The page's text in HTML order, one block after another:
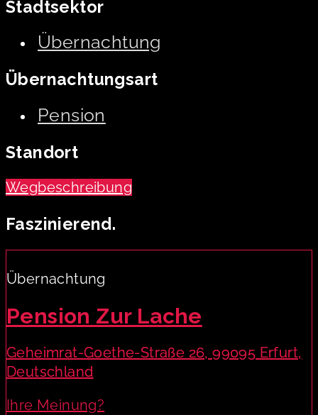
Stadtsektor
Übernachtung
Übernachtungsart
Pension
Standort
Wegbeschreibung
Faszinierend.
Übernachtung
Pension Zur Lache
Geheimrat-Goethe-Straße 26, 99095 Erfurt,
Deutschland
Ihre Meinung?